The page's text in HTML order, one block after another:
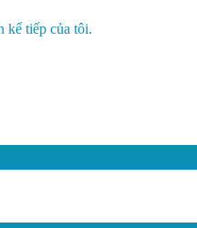
kế tiếp của tôi.